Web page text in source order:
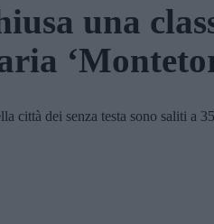
una
dei senza testa sono saliti a